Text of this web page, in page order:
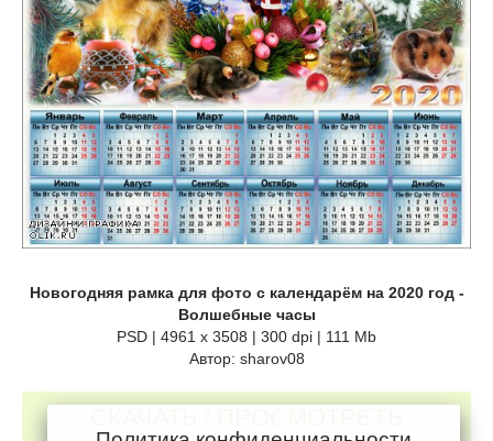
Новогодняя рамка для фото с календарём на 2020 год -
Волшебные часы
PSD | 4961 х 3508 | 300 dpi | 111 Mb
Автор: sharov08